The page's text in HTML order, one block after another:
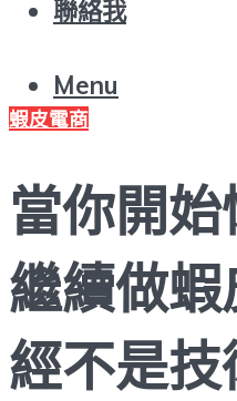
聯絡我
Menu
蝦皮電商
當你開
繼續做
經不是